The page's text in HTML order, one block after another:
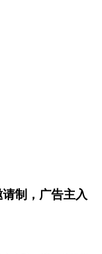
制，广告主入